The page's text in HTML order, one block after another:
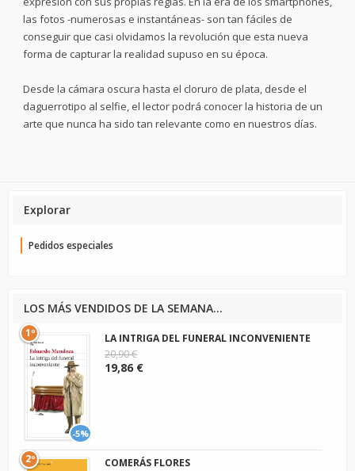
las fotos -numerosas e instantáneas- son tan fáciles de
conseguir que casi olvidamos la revolución que esta nueva
forma de capturar la realidad supuso en su época.
Desde la cámara oscura hasta el cloruro de plata, desde el
daguerrotipo al selfie, el lector podrá conocer la historia de un
arte que nunca ha sido tan relevante como en nuestros días.
Explorar
Pedidos especiales
LOS MÁS VENDIDOS DE LA SEMANA...
-5%
1º
LA INTRIGA DEL FUNERAL INCONVENIENTE
20,90 €
19,86 €
2º
COMERÁS FLORES